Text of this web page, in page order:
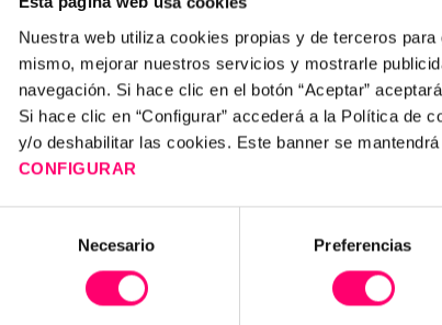
Nuestra web utiliza cookies propias y de terceros
mismo, mejorar nuestros servicios y mostrarle
navegación. Si hace clic en el botón “Aceptar”
Si hace clic en “Configurar” accederá a la Política de
y/o deshabilitar las cookies. Este banner se
CONFIGURAR
consentimiento
Necesario Preferencias